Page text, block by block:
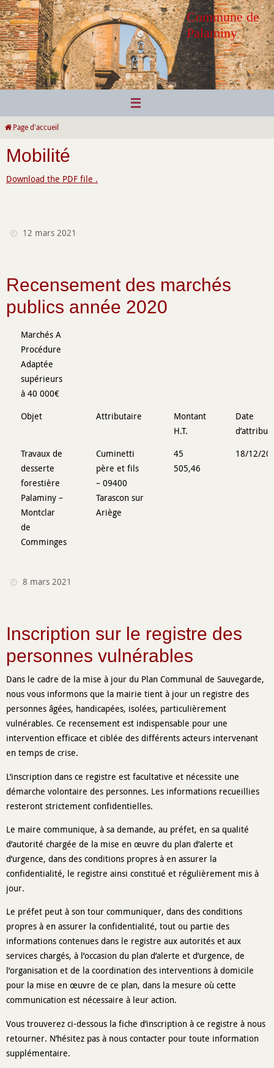
Passer
vers
le
contenu
Commune de
Palaminy
Page d'accueil
Mobilité
Download the PDF file .
12 mars 2021
Recensement des marchés
publics année 2020
Marchés A
Procédure
Adaptée
supérieurs
à 40 000€
Objet
Attributaire
Montant
H.T.
Date
Travaux de
desserte
forestière
Palaminy –
Montclar
de
Comminges
Cuminetti
père et fils
– 09400
Tarascon sur
Ariège
45
505,46
18/12/
8 mars 2021
Inscription sur le registre des
personnes vulnérables
Dans le cadre de la mise à jour du Plan Communal de Sauvegarde,
nous vous informons que la mairie tient à jour un registre des
personnes âgées, handicapées, isolées, particulièrement
vulnérables. Ce recensement est indispensable pour une
intervention efficace et ciblée des différents acteurs intervenant
en temps de crise.
L’inscription dans ce registre est facultative et nécessite une
démarche volontaire des personnes. Les informations recueillies
resteront strictement confidentielles.
Le maire communique, à sa demande, au préfet, en sa qualité
d’autorité chargée de la mise en œuvre du plan d’alerte et
d’urgence, dans des conditions propres à en assurer la
confidentialité, le registre ainsi constitué et régulièrement mis à
jour.
Le préfet peut à son tour communiquer, dans des conditions
propres à en assurer la confidentialité, tout ou partie des
informations contenues dans le registre aux autorités et aux
services chargés, à l’occasion du plan d’alerte et d’urgence, de
l’organisation et de la coordination des interventions à domicile
pour la mise en œuvre de ce plan, dans la mesure où cette
communication est nécessaire à leur action.
Vous trouverez ci-dessous la fiche d’inscription à ce registre à nous
retourner. N’hésitez pas à nous contacter pour toute information
supplémentaire.